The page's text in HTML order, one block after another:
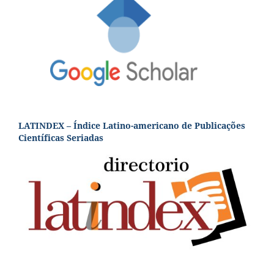
LATINDEX – Índice Latino-americano de Publicações
Científicas Seriadas